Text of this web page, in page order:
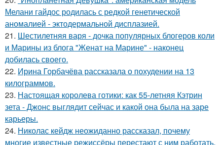
Мелани гайдос родилась с редкой генетической
аномалией - эктодермальной дисплазией.
21. Шестилетняя варя - дочка популярных блогеров коли
и Марины из блога "Женат на Марине" - наконец
добилась своего.
22. Ирина Горбачёва рассказала о похудении на 13
килограммов.
23. Настоящая королева готики: как 55-летняя Кэтрин
зета - Джонс выглядит сейчас и какой она была на заре
карьеры.
24. Николас кейдж неожиданно рассказал, почему
многие известные режиссёры перестают с ним работать.